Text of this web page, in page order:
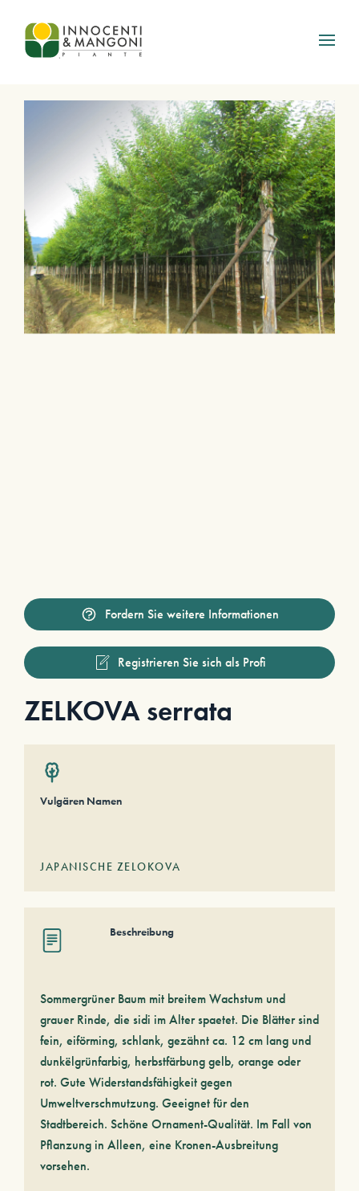
Skip to main content
Fordern Sie weitere Informationen
Registrieren Sie sich als Profi
ZELKOVA serrata
Vulgären Namen
JAPANISCHE ZELOKOVA
Beschreibung
Sommergrüner Baum mit breitem Wachstum und
grauer Rinde, die sidi im Alter spaetet. Die Blätter sind
fein, eiförming, schlank, gezähnt ca. 12 cm lang und
dunkëlgrünfarbig, herbstfärbung gelb, orange oder
rot. Gute Widerstandsfähigkeit gegen
Umweltverschmutzung. Geeignet für den
Stadtbereich. Schöne Ornament-Qualität. Im Fall von
Pflanzung in Alleen, eine Kronen-Ausbreitung
vorsehen.